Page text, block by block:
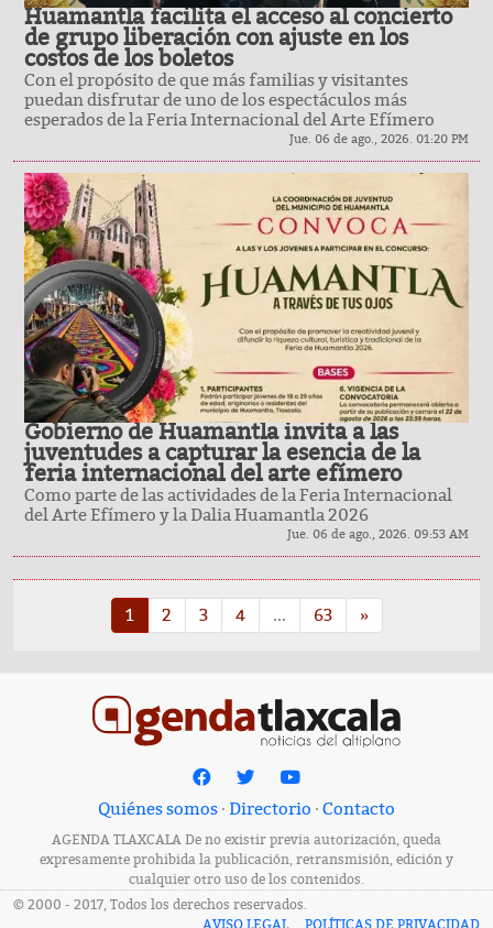
Huamantla facilita el acceso al concierto
de grupo liberación con ajuste en los
costos de los boletos
Con el propósito de que más familias y visitantes
puedan disfrutar de uno de los espectáculos más
esperados de la Feria Internacional del Arte Efímero
Jue. 06 de ago., 2026. 01:20 PM
Gobierno de Huamantla invita a las
juventudes a capturar la esencia de la
feria internacional del arte efímero
Como parte de las actividades de la Feria Internacional
del Arte Efímero y la Dalia Huamantla 2026
Jue. 06 de ago., 2026. 09:53 AM
1 2 3 4 ... 63 »
Quiénes somos · Directorio · Contacto
AGENDA TLAXCALA De no existir previa autorización, queda
expresamente prohibida la publicación, retransmisión, edición y
cualquier otro uso de los contenidos.
© 2000 - 2017, Todos los derechos reservados.